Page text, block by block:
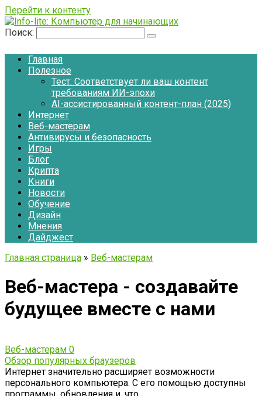
Перейти к контенту
Поиск:
Главная
Полезное
Тест: Соответствует ли ваш контент
требованиям ИИ-эпохи
AI-ассистированный контент-план (2025)
Интернет
Веб-мастерам
Антивирусы и безопасность
Игры
Блог
Крипта
Книги
Новости
Обучение
Дизайн
Мнения
Дайджест
Главная страница » Веб-мастерам
Веб-мастера - создавайте
будущее вместе с нами
Веб-мастерам 0
Обзор популярных браузеров
Интернет значительно расширяет возможности
персонального компьютера. С его помощью доступны